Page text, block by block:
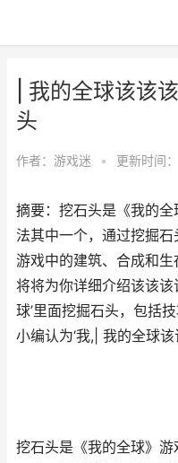
| 我的全球该该
头
作者： 游戏迷 • 更新时间
摘要：挖石头是《我的
法其中一个，通过挖掘
游戏中的建筑、合成和
将将为你详细介绍该该该
球’里面挖掘石头，包括
小编认为‘我,| 我的全球
挖石头是《我的全球》